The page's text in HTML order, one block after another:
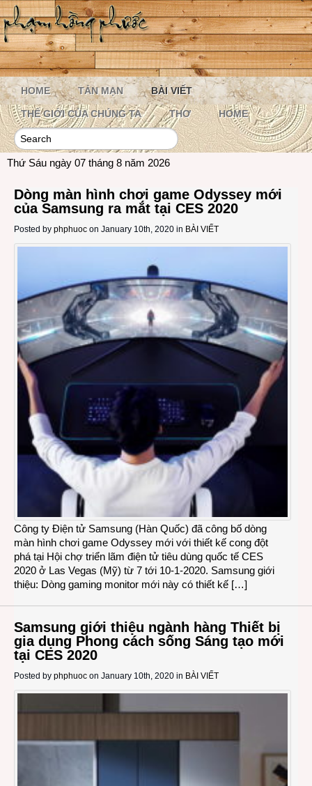
HOME TẢN MẠN BÀI VIẾT
THẾ GIỚI CỦA CHÚNG TA THƠ HOME
Thứ Sáu ngày 07 tháng 8 năm 2026
Dòng màn hình chơi game Odyssey mới
của Samsung ra mắt tại CES 2020
Posted by phphuoc on January 10th, 2020 in BÀI VIẾT
Công ty Điện tử Samsung (Hàn Quốc) đã công bố dòng
màn hình chơi game Odyssey mới với thiết kế cong đột
phá tại Hội chợ triển lãm điện tử tiêu dùng quốc tế CES
2020 ở Las Vegas (Mỹ) từ 7 tới 10-1-2020. Samsung giới
thiệu: Dòng gaming monitor mới này có thiết kế […]
Samsung giới thiệu ngành hàng Thiết bị
gia dụng Phong cách sống Sáng tạo mới
tại CES 2020
Posted by phphuoc on January 10th, 2020 in BÀI VIẾT